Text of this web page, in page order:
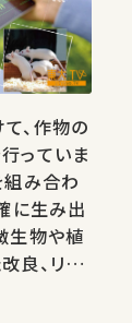
、作物の
っていま
組み合わ
に生み出
生物や植
良、リモ